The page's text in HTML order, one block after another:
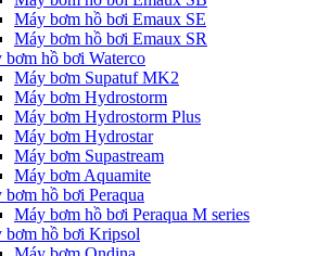
Máy bơm hồ bơi Emaux SE
Máy bơm hồ bơi Emaux SR
bơm hồ bơi Waterco
Máy bơm Supatuf MK2
Máy bơm Hydrostorm
Máy bơm Hydrostorm Plus
Máy bơm Hydrostar
Máy bơm Supastream
Máy bơm Aquamite
bơm hồ bơi Peraqua
Máy bơm hồ bơi Peraqua M series
bơm hồ bơi Kripsol